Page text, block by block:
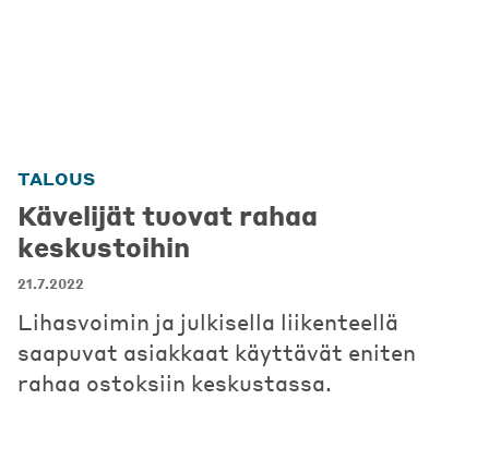
TALOUS
Kävelijät tuovat rahaa
keskustoihin
21.7.2022
Lihasvoimin ja julkisella liikenteellä
saapuvat asiakkaat käyttävät eniten
rahaa ostoksiin keskustassa.